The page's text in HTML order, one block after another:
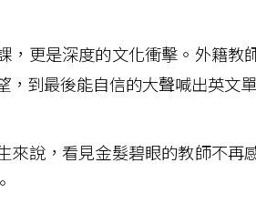
，更是深度的文化衝擊。外籍教
，到最後能自信的大聲喊出英文
來說，看見金髮碧眼的教師不再